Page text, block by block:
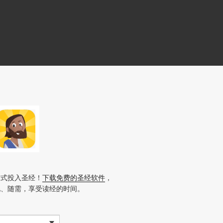
投入圣经！ 下载免费的圣经软件，
随需，享受读经的时间。